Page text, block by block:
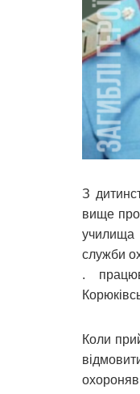
З
вище
училища
служби
.
Коли